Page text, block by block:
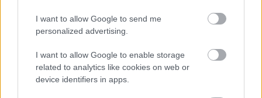
I want to allow Google to send me
personalized advertising.
I want to allow Google to enable storage
related to analytics like cookies on web or
device identifiers in apps.
talán ezért is haragszik rám a mai napig. Végül a
művészi pályát és az országot is elhagyta.
Volt még egy férfi – a nevét tudom, de azért nem írom
le, mert ő nem vállalta fel – aki azt állította, hogy
gyerekkorában elfenekeltem volna az irodámban. Ez a